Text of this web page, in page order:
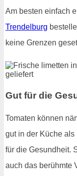
Am besten einfach
Trendelburg
keine Grenzen
Gut für die
Tomaten können
gut in der Küche
für die Gesundheit.
auch das berühmte